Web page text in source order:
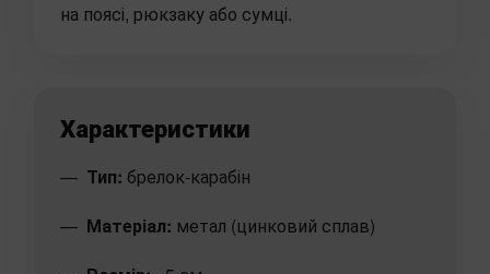
на поясі, рюкзаку або сумці.
Характеристики
Тип: брелок-карабін
Матеріал: метал (цинковий сплав)